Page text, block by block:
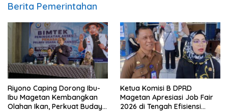
Berita Pemerintahan
Riyono Caping Dorong Ibu-
Ibu Magetan Kembangkan
Olahan Ikan, Perkuat Budaya
Ketua Komisi B DPRD
Magetan Apresiasi Job Fair
2026 di Tengah Efisiensi